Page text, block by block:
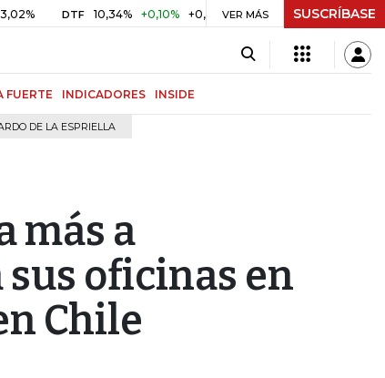
DTF 10,34% +0,10% +0,98% UVR $ 416,96 +$ 0,05 +0,01%
VER MÁS SUSCRÍBASE
FUERTE INDICADORES INSIDE
DE LA ESPRIELLA
más a
oficinas en
Chile